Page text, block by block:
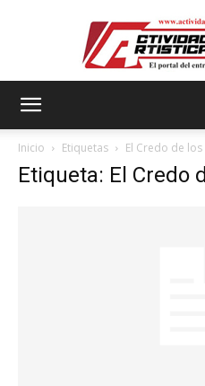
Inicio Etiquetas El Credo de
Etiqueta: El Credo